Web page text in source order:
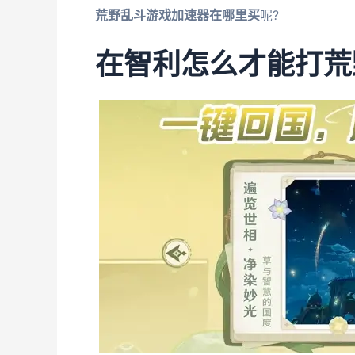
荒野乱斗游戏加速器在哪里买呢?
在智利怎么才能打